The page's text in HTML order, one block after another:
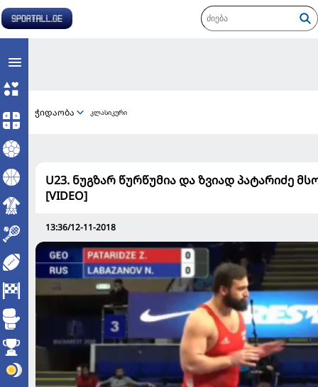
ჭიდაობა კლასიკური
U23. ნუგზარ წურწუმია და ზვიად პატარიძე
[VIDEO]
13:36/12-11-2018